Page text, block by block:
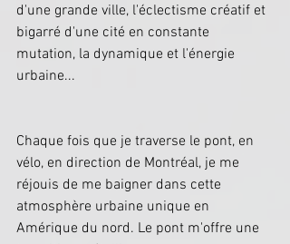
d'une grande ville, l'éclectisme créatif et
bigarré d'une cité en constante
mutation, la dynamique et l'énergie
urbaine...
Chaque fois que je traverse le pont, en
vélo, en direction de Montréal, je me
réjouis de me baigner dans cette
atmosphère urbaine unique en
Amérique du nord. Le pont m'offre une